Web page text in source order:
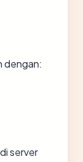
dengan:
server